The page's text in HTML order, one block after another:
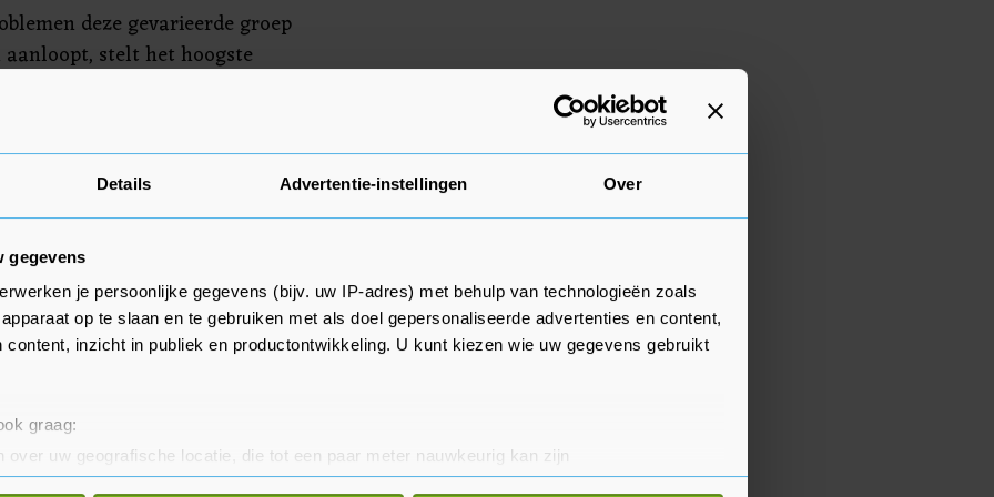
Details Advertentie-instellingen Over
gegevens
je persoonlijke gegevens (bijv. uw IP-adres) met behulp van technologieën zoals
op te slaan en te gebruiken met als doel gepersonaliseerde advertenties en content,
content, inzicht in publiek en productontwikkeling. U kunt kiezen wie uw gegevens gebruikt
graag:
over uw geografische locatie, die tot een paar meter nauwkeurig kan zijn
door het actief te scannen op specifieke eigenschappen (fingerprinting)
deze gevarieerde groep
stelt het hoogste
van elkaar kunnen
experiment zorgvuldig
verkiezingen een
in de democratie".
vast te leggen dat alleen
ondersteuning mogen
worden gesteld aan de
"zodat het stemgeheim